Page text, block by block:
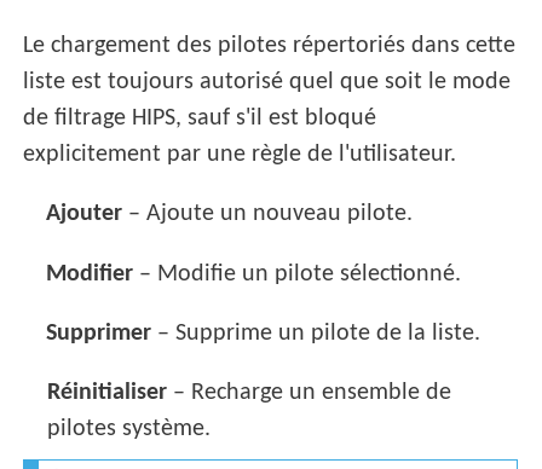
Le chargement des pilotes répertoriés dans cette
liste est toujours autorisé quel que soit le mode
de filtrage HIPS, sauf s'il est bloqué
explicitement par une règle de l'utilisateur.
Ajouter – Ajoute un nouveau pilote.
Modifier – Modifie un pilote sélectionné.
Supprimer – Supprime un pilote de la liste.
Réinitialiser – Recharge un ensemble de
pilotes système.